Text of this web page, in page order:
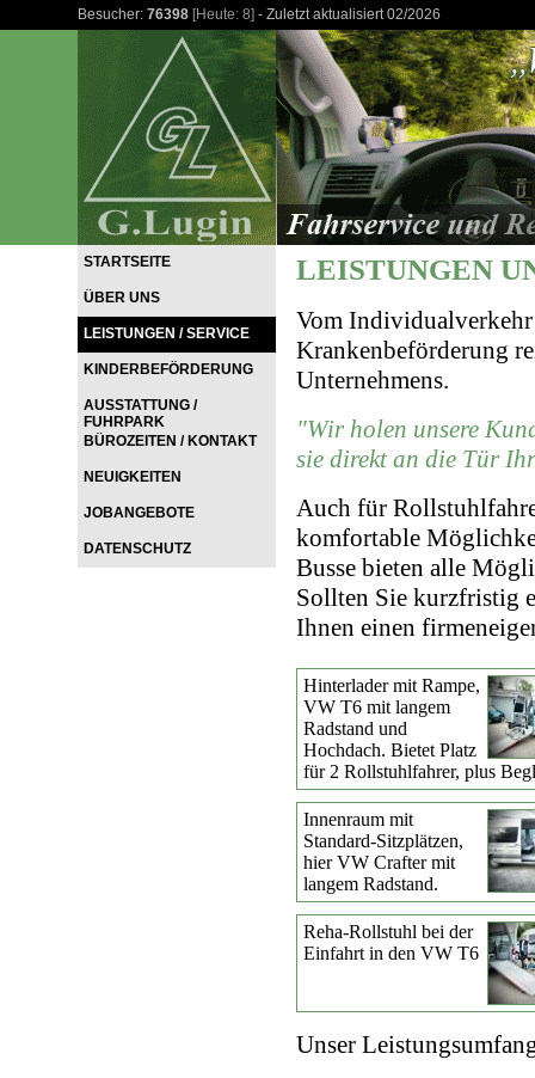
Besucher: 76398 [Heute: 8] - Zuletzt aktualisiert 02/2026
STARTSEITE
ÜBER UNS
LEISTUNGEN / SERVICE
KINDERBEFÖRDERUNG
AUSSTATTUNG /
FUHRPARK
BÜROZEITEN / KONTAKT
NEUIGKEITEN
JOBANGEBOTE
DATENSCHUTZ
LEISTUNGEN
Vom
Krankenbeförderung
Unternehmens.
"Wir holen unsere
sie direkt an die Tür
Auch für
komfortable
Busse bieten alle
Sollten Sie kurzfristig
Ihnen einen
Hinterlader mit Rampe,
VW T6 mit langem
Radstand und
Hochdach. Bietet Platz
für 2 Rollstuhlfahrer, plus
Innenraum mit
Standard-Sitzplätzen,
hier VW Crafter mit
langem Radstand.
Reha-Rollstuhl bei der
Einfahrt in den VW T6
Unser